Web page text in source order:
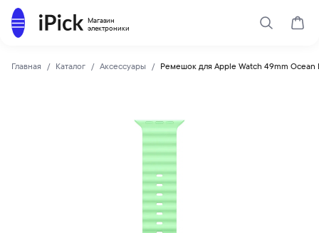
Магазин
электроники
Каталог
Поиск
Главная Каталог Аксессуары Ремешок для Apple Watch 49mm